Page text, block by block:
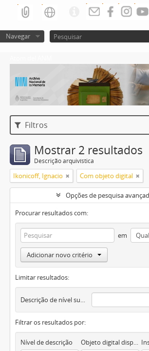
Navegar
Filtros
Mostrar 2 resultados
Descrição arquivística
Ikonicoff, Ignacio Com objeto digital
Opções de pesquisa
Procurar resultados com:
em
Adicionar novo critério
Limitar resultados:
Descrição de nível superior
Filtrar os resultados por:
Nível de descrição Objeto digital disponível